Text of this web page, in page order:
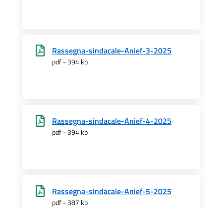
Rassegna-sindacale-Anief-3-2025
pdf - 394 kb
Rassegna-sindacale-Anief-4-2025
pdf - 394 kb
Rassegna-sindacale-Anief-5-2025
pdf - 387 kb